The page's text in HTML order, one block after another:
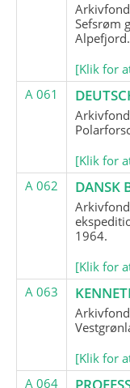
Sefsrøm
Alpefjord.
[Klik for
A 061
[Klik for
A 062
DANSK
1964.
[Klik for
A 063
[Klik for
A 064